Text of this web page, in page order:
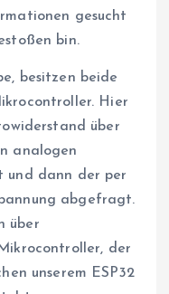
gesucht
bin.
besitzen beide
Hier
über
analogen
und dann der per
abgefragt.
über
der
unserem ESP32